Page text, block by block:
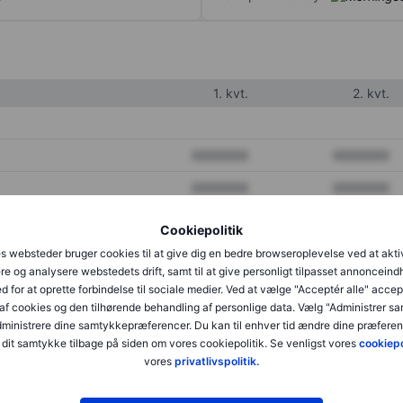
Cookiepolitik
websteder bruger cookies til at give dig en bedre browseroplevelse ved at
og analysere webstedets drift, samt til at give personligt tilpasset
for at oprette forbindelse til sociale medier. Ved at vælge "Acceptér alle"
cookies og den tilhørende behandling af personlige data. Vælg "Administrer
dine samtykkepræferencer. Du kan til enhver tid ændre dine
samtykke tilbage på siden om vores cookiepolitik. Se venligst vores
vores privatlivspolitik.
1. kvt. 2. kvt.
XXXXXXX XXXXXXX
XXXXXXX